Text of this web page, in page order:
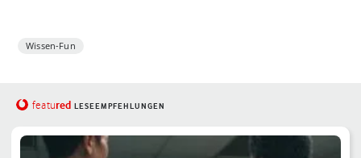
Wissen-Fun
featured LESEEMPFEHLUNGEN